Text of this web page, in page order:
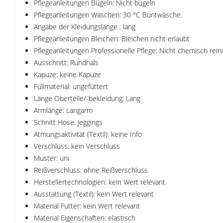
Pflegeanleitungen Bügeln: Nicht bügeln
Pflegeanleitungen Waschen: 30 °C Buntwäsche.
Angabe der Kleidungslänge : lang
Pflegeanleitungen Bleichen: Bleichen nicht erlaubt
Pflegeanleitungen Professionelle Pflege: Nicht chemisch
Ausschnitt: Rundhals
Kapuze: keine Kapuze
Füllmaterial: ungefüttert
Länge Oberteile/-bekleidung: Lang
Armlänge: Langarm
Schnitt Hose: Jeggings
Atmungsaktivität (Textil): keine Info
Verschluss: kein Verschluss
Muster: uni
Reißverschluss: ohne Reißverschluss
Herstellertechnologien: kein Wert relevant
Ausstattung (Textil): kein Wert relevant
Material Futter: kein Wert relevant
Material Eigenschaften: elastisch